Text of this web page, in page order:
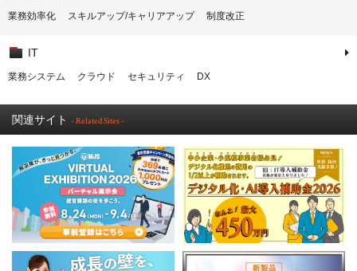
業務効率化 スキルアップ/キャリアアップ 制度改正
IT
業務システム クラウド セキュリティ DX
関連サイト - Related Sites -